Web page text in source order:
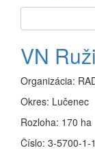
VN
Organizácia:
Okres: Lučenec
Rozloha: 170 ha
Číslo: 3-5700-1-1